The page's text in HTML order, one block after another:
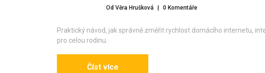
Od Věra Hrušková | 0 Komentáře
Praktický návod, jak správně změřit rychlost domácího internetu,
pro celou rodinu.
Číst více